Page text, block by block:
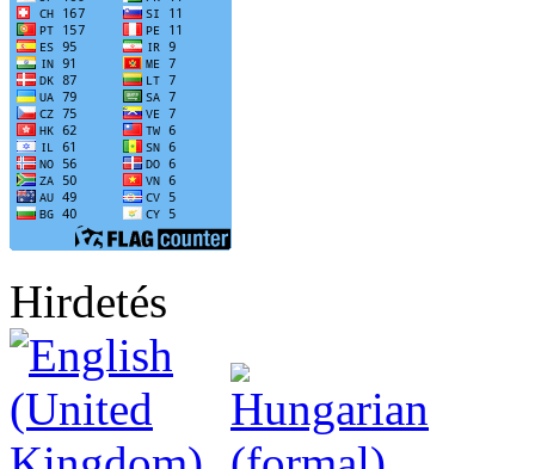
Hirdetés